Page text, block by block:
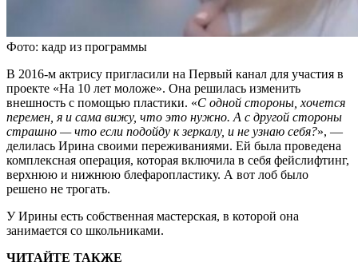
Фото: кадр из программы
В 2016-м актрису пригласили на Первый канал для участия в
проекте «На 10 лет моложе». Она решилась изменить
внешность с помощью пластики. «С одной стороны, хочется
перемен, я и сама вижу, что это нужно. А с другой стороны
страшно — что если подойду к зеркалу, и не узнаю себя?», —
делилась Ирина своими переживаниями. Ей была проведена
комплексная операция, которая включила в себя фейслифтинг,
верхнюю и нижнюю блефаропластику. А вот лоб было
решено не трогать.
У Ирины есть собственная мастерская, в которой она
занимается со школьниками.
ЧИТАЙТЕ ТАКЖЕ